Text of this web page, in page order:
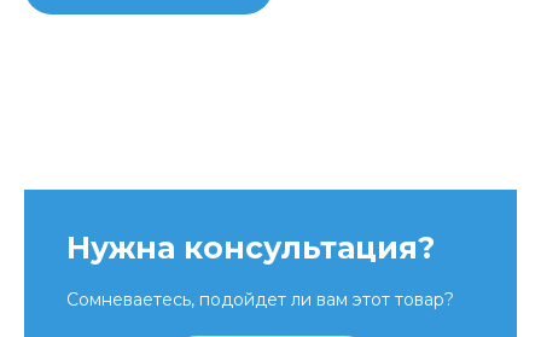
Нужна консультация?
Сомневаетесь, подойдет ли вам этот товар?